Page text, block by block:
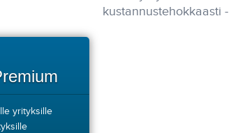
kustannustehokkaasti
yrityksille